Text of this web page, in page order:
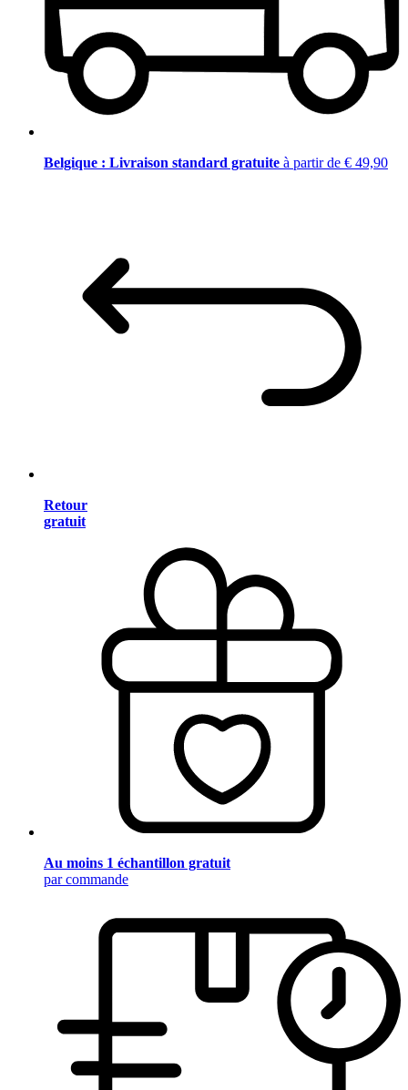
Belgique : Livraison standard gratuite à partir de € 49,90
Retour
gratuit
Au moins 1 échantillon gratuit
par commande